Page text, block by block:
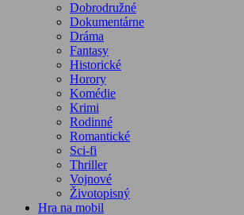
Dobrodružné
Dokumentárne
Dráma
Fantasy
Historické
Horory
Komédie
Krimi
Rodinné
Romantické
Sci-fi
Thriller
Vojnové
Životopisný
Hra na mobil